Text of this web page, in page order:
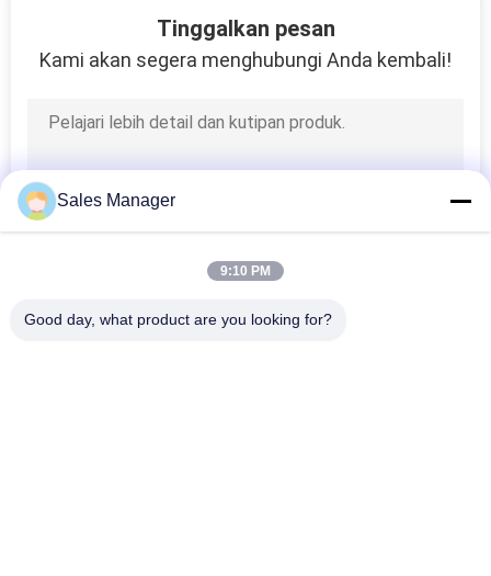
Tinggalkan pesan
Kami akan segera menghubungi Anda kembali!
Sales Manager
9:10 PM
Good day, what product are you looking for?